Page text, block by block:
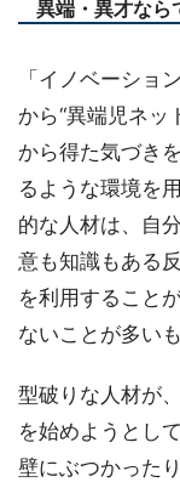
異端・異才なら
「イノベーショ
から“異端児ネッ
から得た気づき
るような環境を
的な人材は、自
意も知識もある
を利用すること
ないことが多い
型破りな人材が
を始めようとし
壁にぶつかった